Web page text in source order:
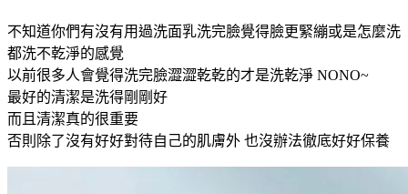
不知道你們有沒有用過洗面乳洗完臉覺得臉更緊繃或是怎麼洗
都洗不乾淨的感覺
以前很多人會覺得洗完臉澀澀乾乾的才是洗乾淨 NONO~
最好的清潔是洗得剛剛好
而且清潔真的很重要
否則除了沒有好好對待自己的肌膚外 也沒辦法徹底好好保養